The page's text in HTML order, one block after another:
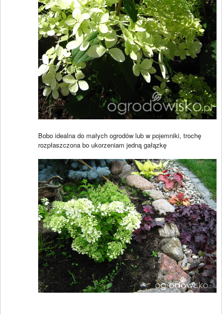
Bobo idealna do małych ogrodów lub w pojemniki, trochę
rozpłaszczona bo ukorzeniam jedną gałązkę